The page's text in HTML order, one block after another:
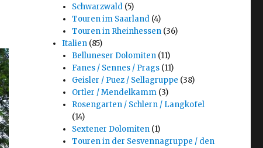
Schwarzwald(5)
Touren im Saarland(4)
Touren in Rheinhessen(36)
Italien (85)
Belluneser Dolomiten(11)
Fanes / Sennes / Prags(11)
Geisler / Puez / Sellagruppe (38)
Ortler / Mendelkamm(3)
Rosengarten / Schlern / Langkofel
(14)
Sextener Dolomiten(1)
Touren in der Sesvennagruppe / den